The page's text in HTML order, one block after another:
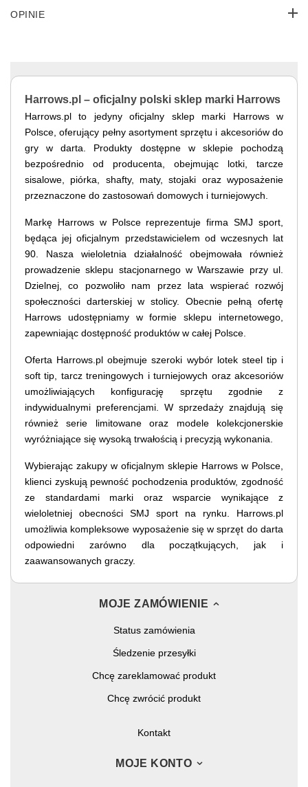
OPINIE
Harrows.pl – oficjalny polski sklep marki Harrows
Harrows.pl to jedyny oficjalny sklep marki Harrows w
Polsce, oferujący pełny asortyment sprzętu i akcesoriów do
gry w darta. Produkty dostępne w sklepie pochodzą
bezpośrednio od producenta, obejmując lotki, tarcze
sisalowe, piórka, shafty, maty, stojaki oraz wyposażenie
przeznaczone do zastosowań domowych i turniejowych.
Markę Harrows w Polsce reprezentuje firma SMJ sport,
będąca jej oficjalnym przedstawicielem od wczesnych lat
90. Nasza wieloletnia działalność obejmowała również
prowadzenie sklepu stacjonarnego w Warszawie przy ul.
Dzielnej, co pozwoliło nam przez lata wspierać rozwój
społeczności darterskiej w stolicy. Obecnie pełną ofertę
Harrows udostępniamy w formie sklepu internetowego,
zapewniając dostępność produktów w całej Polsce.
Oferta Harrows.pl obejmuje szeroki wybór lotek steel tip i
soft tip, tarcz treningowych i turniejowych oraz akcesoriów
umożliwiających konfigurację sprzętu zgodnie z
indywidualnymi preferencjami. W sprzedaży znajdują się
również serie limitowane oraz modele kolekcjonerskie
wyróżniające się wysoką trwałością i precyzją wykonania.
Wybierając zakupy w oficjalnym sklepie Harrows w Polsce,
klienci zyskują pewność pochodzenia produktów, zgodność
ze standardami marki oraz wsparcie wynikające z
wieloletniej obecności SMJ sport na rynku. Harrows.pl
umożliwia kompleksowe wyposażenie się w sprzęt do darta
odpowiedni zarówno dla początkujących, jak i
zaawansowanych graczy.
MOJE ZAMÓWIENIE
Status zamówienia
Śledzenie przesyłki
Chcę zareklamować produkt
Chcę zwrócić produkt
Kontakt
MOJE KONTO